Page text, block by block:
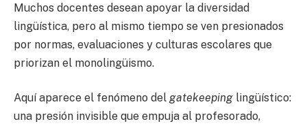
Muchos docentes desean apoyar la diversidad
lingüística, pero al mismo tiempo se ven presionados
por normas, evaluaciones y culturas escolares que
priorizan el monolingüismo.
Aquí aparece el fenómeno del gatekeeping lingüístico:
una presión invisible que empuja al profesorado,